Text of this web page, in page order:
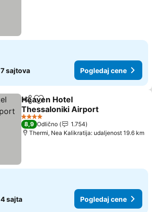
7 sajtova Pogledaj cene
Deli Dodati u favorite
Heaven Hotel
Thessaloniki Airport
Pogledaj cene
4 Zvezdice
8,9 Odlično
1.754
Thermi, Nea Kalikratija: udaljenost 19.6 km
4 sajta Pogledaj cene